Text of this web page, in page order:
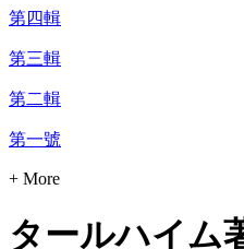
第四輯
第三輯
第二輯
第一號
+ More
タールハイム